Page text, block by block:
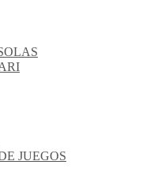
JUEGOS